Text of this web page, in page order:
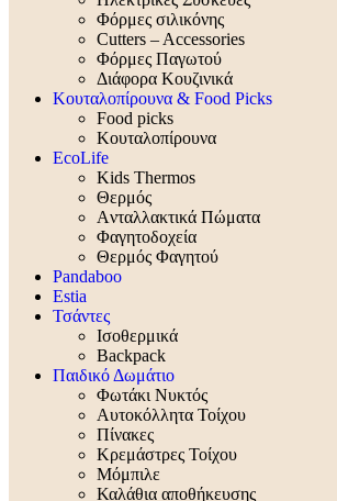
Φόρμες σιλικόνης
Cutters – Accessories
Φόρμες Παγωτού
Διάφορα Κουζινικά
Κουταλοπίρουνα & Food Picks
Food picks
Κουταλοπίρουνα
EcoLife
Kids Thermos
Θερμός
Aνταλλακτικά Πώματα
Φαγητοδοχεία
Θερμός Φαγητού
Pandaboo
Estia
Τσάντες
Ισοθερμικά
Backpack
Παιδικό Δωμάτιο
Φωτάκι Νυκτός
Αυτοκόλλητα Τοίχου
Πίνακες
Κρεμάστρες Τοίχου
Μόμπιλε
Καλάθια αποθήκευσης